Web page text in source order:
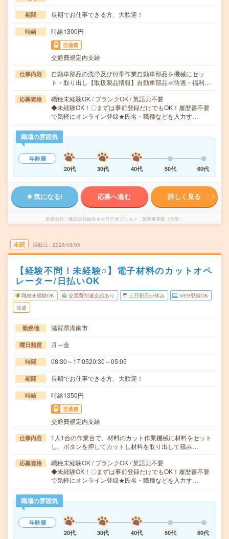
期間 長期でお仕事できる方、大歓迎！
時給 時給1300円
交通費
交通費規定内支給
仕事内容
自動車部品の洗浄及び付帯作業自動車部品を機械にセッ
ト・取り出し【取扱製品情報】自動車部品≪待遇・福利…
応募資格
職種未経験OK / ブランクOK / 英語力不要
◆未経験OK！〇まずは事前登録だけでもOK！履歴書不要
で気軽にオンライン登録★氏名・職種などを入力す…
職場の雰囲気
年齢層
20代
30代 40代 50代 60代
気になる! 応募へ進む 詳しく見る
派遣会社 株式会社綜合キャリアオプション 製造事業部（全国）
未読 掲載日 2026/08/05
【経験不問！未経験○】電子材料のカットオペ
レーター/日払いOK
職種未経験OK 交通費別途支給あり 土日祝日が休み WEB登録OK
派遣
勤務地 滋賀県湖南市
曜日頻度 月～金
時間 08:30～17:0520:30～05:05
期間 長期でお仕事できる方、大歓迎！
時給 時給1350円
交通費
交通費規定内支給
仕事内容
1人1台の作業台で、材料のカット作業機械に材料をセット
し、ボタンを押してカットし材料を取り出して積み…
応募資格
職種未経験OK / ブランクOK / 英語力不要
◆未経験OK！〇まずは事前登録だけでもOK！履歴書不要
で気軽にオンライン登録★氏名・職種などを入力す…
職場の雰囲気
年齢層
20代
30代 40代 50代 60代